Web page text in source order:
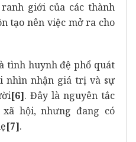
giới của các thành
tạo nên việc mở ra cho
tình huynh đệ phổ quát
nhìn nhận giá trị và sự
[6]. Đây là nguyên tắc
hội, nhưng đang có
[7].